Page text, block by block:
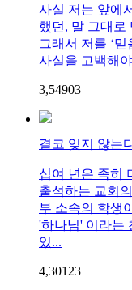
사실 저는 앞에
했던, 말 그대로
그래서 저를 ‘믿
사실을 고백해
3,54903
결코 잊지 않는
십여 년은 족히
출석하는 교회
부 소속의 학생
'하나님' 이라는
있...
4,30123